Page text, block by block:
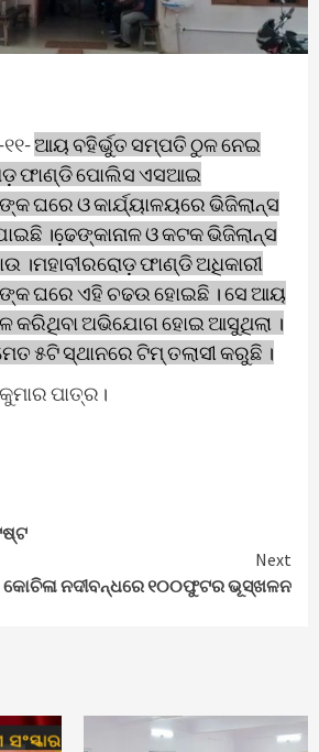
ଆୟ ବହିର୍ଭୁତ ସମ୍ପତି ଠୁଳ ନେଇ
ଫାଣ୍ଡି ପୋଲିସ ଏସଆଇ
ଘରେ ଓ କାର୍ଯ୍ୟାଳୟରେ ଭିଜିଲାନ୍ସ
।ଢେ଼ଙ୍କାନାଳ ଓ କଟକ ଭିଜିଲାନ୍ସ
।ମହାବୀରରୋଡ଼ ଫାଣ୍ଡି ଅଧିକାରୀ
ଘରେ ଏହି ଚଢଉ ହୋଇଛି । ସେ ଆୟ
କରିଥିବା ଅଭିଯୋଗ ହୋଇ ଆସୁଥିଲା ।
୫ଟି ସ୍ଥାନରେ ଟିମ୍ ତଲାସୀ କରୁଛି ।
ପାତ୍ର।
Next
କୋଚିଳା ନଦୀବନ୍ଧରେ ୧୦୦ଫୁଟର ଭୂସ୍ଖଳନ